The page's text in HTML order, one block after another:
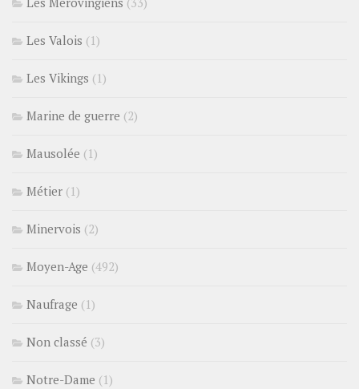
Les Valois (1)
Les Vikings (1)
Marine de guerre (2)
Mausolée (1)
Métier (1)
Minervois (2)
Moyen-Age (492)
Naufrage (1)
Non classé (3)
Notre-Dame (1)